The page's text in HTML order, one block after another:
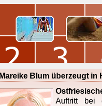
Mareike Blum überzeugt in
Auftritt bei